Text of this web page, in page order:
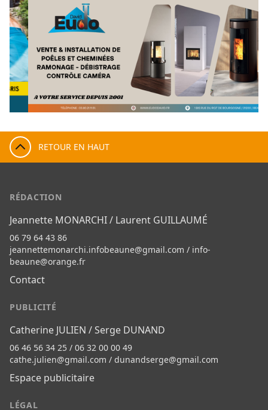
RETOUR EN HAUT
RÉDACTION
Jeannette MONARCHI / Laurent GUILLAUMÉ
06 79 64 43 86
jeannettemonarchi.infobeaune@gmail.com / info-
beaune@orange.fr
Contact
PUBLICITÉ
Catherine JULIEN / Serge DUNAND
06 46 56 34 25 / 06 32 00 00 49
cathe.julien@gmail.com / dunandserge@gmail.com
Espace publicitaire
LÉGAL